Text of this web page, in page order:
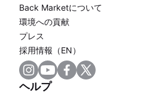
Back Marketについて
環境への貢献
プレス
採用情報（EN）
ヘルプ